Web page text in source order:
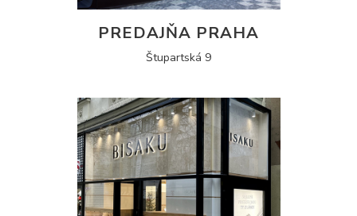
PREDAJŇA PRAHA
Štupartská 9